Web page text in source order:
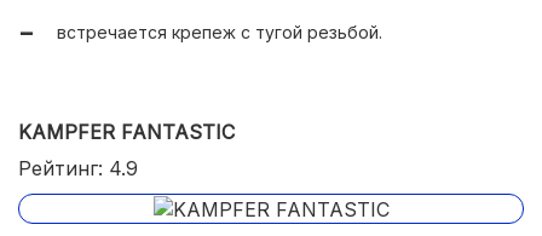
встречается крепеж с тугой резьбой.
KAMPFER FANTASTIC
Рейтинг: 4.9